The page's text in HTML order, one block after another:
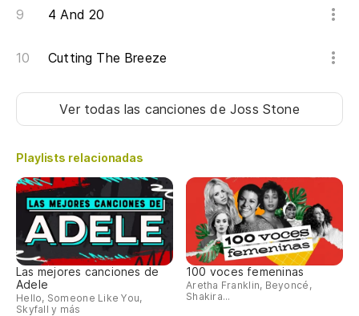
4 And 20
Cutting The Breeze
Ver todas las cancionesde Joss Stone
Playlists relacionadas
Las mejores canciones de
Adele
Hello, Someone Like You,
Skyfall y más
100 voces femeninas
Aretha Franklin, Beyoncé,
Shakira...